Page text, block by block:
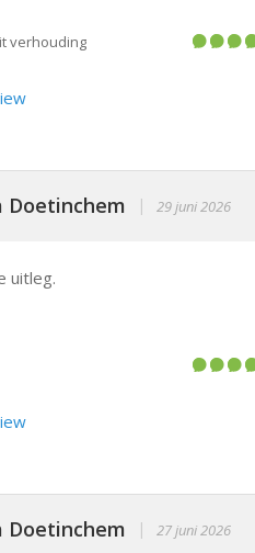
verhouding
Doetinchem | 29 juni 2026
uitleg.
Doetinchem | 27 juni 2026